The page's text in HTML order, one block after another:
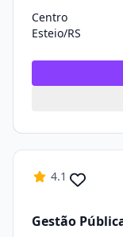
Centro
Esteio/RS
4.1
Gestão